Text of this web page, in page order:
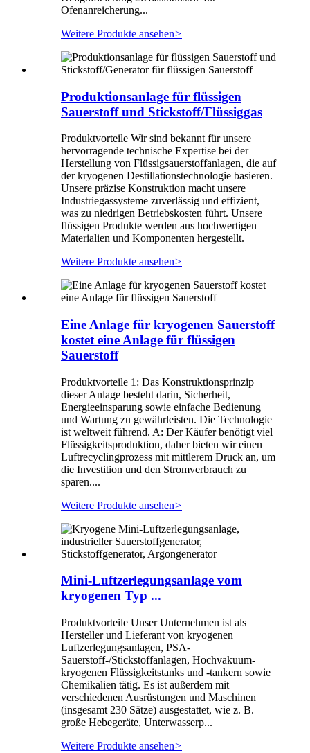
Ofenanreicherung...
Weitere Produkte ansehen>
Produktionsanlage für flüssigen
Sauerstoff und Stickstoff/Flüssiggas
Produktvorteile Wir sind bekannt für unsere
hervorragende technische Expertise bei der
Herstellung von Flüssigsauerstoffanlagen, die auf
der kryogenen Destillationstechnologie basieren.
Unsere präzise Konstruktion macht unsere
Industriegassysteme zuverlässig und effizient,
was zu niedrigen Betriebskosten führt. Unsere
flüssigen Produkte werden aus hochwertigen
Materialien und Komponenten hergestellt.
Weitere Produkte ansehen>
Eine Anlage für kryogenen Sauerstoff
kostet eine Anlage für flüssigen
Sauerstoff
Produktvorteile 1: Das Konstruktionsprinzip
dieser Anlage besteht darin, Sicherheit,
Energieeinsparung sowie einfache Bedienung
und Wartung zu gewährleisten. Die Technologie
ist weltweit führend. A: Der Käufer benötigt viel
Flüssigkeitsproduktion, daher bieten wir einen
Luftrecyclingprozess mit mittlerem Druck an, um
die Investition und den Stromverbrauch zu
sparen....
Weitere Produkte ansehen>
Mini-Luftzerlegungsanlage vom
kryogenen Typ ...
Produktvorteile Unser Unternehmen ist als
Hersteller und Lieferant von kryogenen
Luftzerlegungsanlagen, PSA-
Sauerstoff-/Stickstoffanlagen, Hochvakuum-
kryogenen Flüssigkeitstanks und -tankern sowie
Chemikalien tätig. Es ist außerdem mit
verschiedenen Ausrüstungen und Maschinen
(insgesamt 230 Sätze) ausgestattet, wie z. B.
große Hebegeräte, Unterwasserp...
Weitere Produkte ansehen>